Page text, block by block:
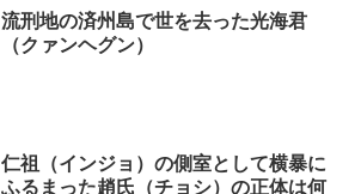
流刑地の済州島で世を去った光海君
（クァンヘグン）
仁祖（インジョ）の側室として横暴に
ふるまった趙氏（チョシ）の正体は何